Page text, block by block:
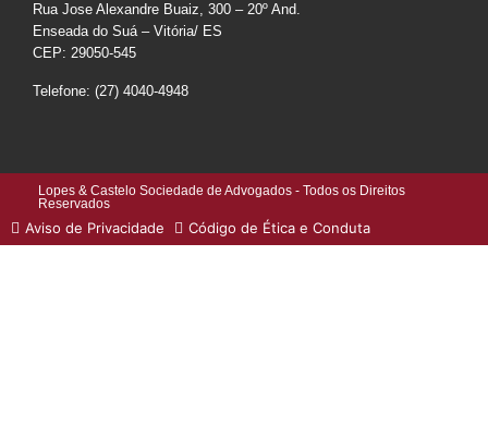
Rua Jose Alexandre Buaiz, 300 – 20º And.
Enseada do Suá – Vitória/ ES
CEP: 29050-545
Telefone: (27) 4040-4948
Lopes & Castelo Sociedade de Advogados - Todos os Direitos
Reservados
Aviso de Privacidade Código de Ética e Conduta